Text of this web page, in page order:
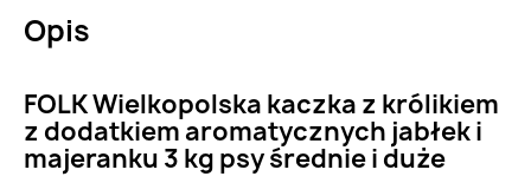
Opis
FOLK Wielkopolska kaczka z królikiem
z dodatkiem aromatycznych jabłek i
majeranku 3 kg psy średnie i duże